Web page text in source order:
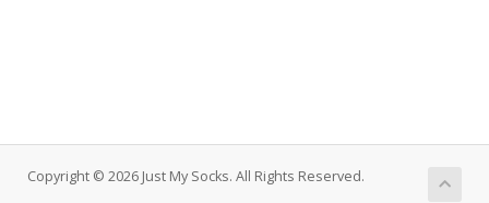
Copyright © 2026 Just My Socks. All Rights Reserved.